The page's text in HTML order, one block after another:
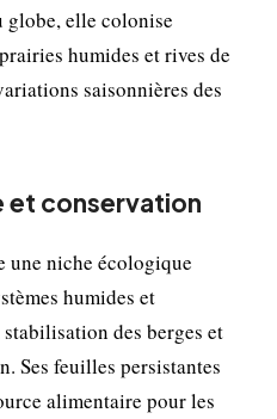
globe, elle colonise
humides et rives de
saisonnières des
et conservation
une niche écologique
humides et
des berges et
Ses feuilles persistantes
alimentaire pour les